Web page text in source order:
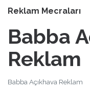
Reklam Mecraları
Babba
Reklam
Babba Açıkhava Reklam